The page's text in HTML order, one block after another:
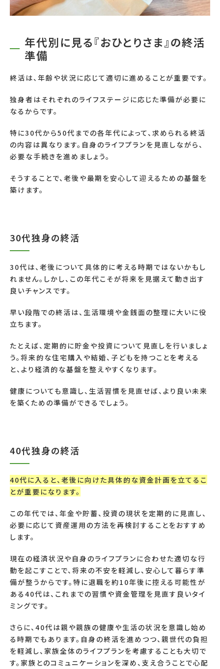
年代別に見る『おひとりさま』の終活
準備
終活は、年齢や状況に応じて適切に進めることが重要です。
独身者はそれぞれのライフステージに応じた準備が必要に
なるからです。
特に30代から50代までの各年代によって、求められる終活
の内容は異なります。自身のライフプランを見直しながら、
必要な手続きを進めましょう。
そうすることで、老後や最期を安心して迎えるための基盤を
築けます。
30代独身の終活
30代は、老後について具体的に考える時期ではないかもし
れません。しかし、この年代こそが将来を見据えて動き出す
良いチャンスです。
早い段階での終活は、生活環境や金銭面の整理に大いに役
立ちます。
たとえば、定期的に貯金や投資について見直しを行いましょ
う。将来的な住宅購入や結婚、子どもを持つことを考える
と、より経済的な基盤を整えやすくなります。
健康についても意識し、生活習慣を見直せば、より良い未来
を築くための準備ができるでしょう。
40代独身の終活
40代に入ると、老後に向けた具体的な資金計画を立てるこ
とが重要になります。
この年代では、年金や貯蓄、投資の現状を定期的に見直し、
必要に応じて資産運用の方法を再検討することをおすすめ
します。
現在の経済状況や自身のライフプランに合わせた適切な行
動を起こすことで、将来の不安を軽減し、安心して暮らす準
備が整うからです。特に退職を約10年後に控える可能性が
ある40代は、これまでの習慣や資金管理を見直す良いタイ
ミングです。
さらに、40代は親や親族の健康や生活の状況を意識し始め
る時期でもあります。自身の終活を進めつつ、親世代の負担
を軽減し、家族全体のライフプランを考慮することも大切で
す。家族とのコミュニケーションを深め、支え合うことで心配